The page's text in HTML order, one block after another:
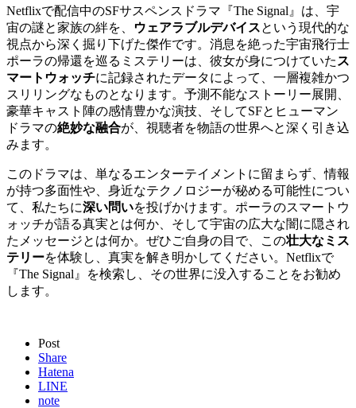
Netflixで配信中のSFサスペンスドラマ『The Signal』は、宇
宙の謎と家族の絆を、
ウェアラブルデバイスという現代的な
視点から深く掘り下げた傑作です。消息を絶った宇宙飛行士
ポーラの帰還を巡るミステリーは、彼女が身につけていた ス
マートウォッチに記録されたデータによって、一層複雑かつ
スリリングなものとなります。予測不能なストーリー展開、
豪華キャスト陣の感情豊かな演技、そしてSFとヒューマン
ドラマの絶妙な融合が、視聴者を物語の世界へと深く引き込
みます。
このドラマは、単なるエンターテイメントに留まらず、情報
が持つ多面性や、身近なテクノロジーが秘める可能性につい
て、私たちに深い問いを投げかけます。ポーラのスマートウ
ォッチが語る真実とは何か、そして宇宙の広大な闇に隠され
たメッセージとは何か。ぜひご自身の目で、この壮大なミス
テリーを体験し、真実を解き明かしてください。Netflixで
『The Signal』を検索し、その世界に没入することをお勧め
します。
Post
Share
Hatena
LINE
note